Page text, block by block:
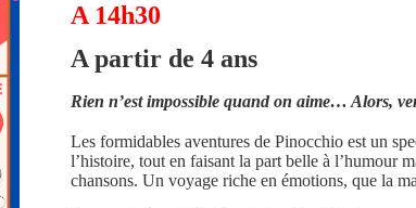
A 14h30
A partir de 4 ans
Rien n’est impossible quand on aime… Alors,
Les formidables aventures de Pinocchioest un
l’histoire, tout en faisant la part belle à l’humour
chansons. Un voyage riche en émotions, que la